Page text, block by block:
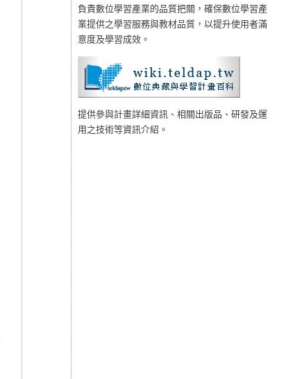
負責數位學習產業的品質把關，確保數位學習產
業提供之學習服務與教材品質，以提升使用者滿
意度及學習成效。
提供參與計畫詳細資訊、相關出版品、研發及運
用之技術等資訊介紹。